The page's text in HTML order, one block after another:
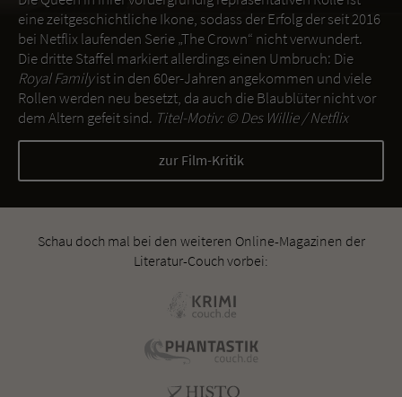
eine zeitgeschichtliche Ikone, sodass der Erfolg der seit 2016
bei Netflix laufenden Serie „The Crown“ nicht verwundert.
Die dritte Staffel markiert allerdings einen Umbruch: Die
Royal Familyist in den 60er-Jahren angekommen und viele
Rollen werden neu besetzt, da auch die Blaublüter nicht vor
dem Altern gefeit sind. Titel-Motiv: ©Des Willie / Netflix
zur Film-Kritik
Schau doch mal bei den weiteren Online-Magazinen der
Literatur-Couch vorbei: